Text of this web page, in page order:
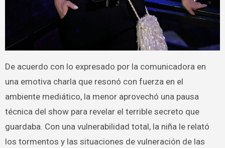
De acuerdo con lo expresado por la comunicadora en
una emotiva charla que resonó con fuerza en el
ambiente mediático, la menor aprovechó una pausa
técnica del show para revelar el terrible secreto que
guardaba. Con una vulnerabilidad total, la niña le relató
los tormentos y las situaciones de vulneración de las